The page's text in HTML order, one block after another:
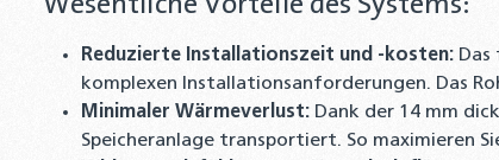
Wesentliche Vorteile des Systems:
Reduzierte Installationszeit und -kosten:
komplexen Installationsanforderungen. Das
Minimaler Wärmeverlust: Dank der 14 mm
Speicheranlage transportiert. So maximieren